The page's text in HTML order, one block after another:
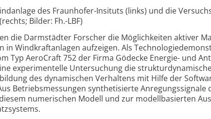
des Fraunhofer-Insituts (links) und die
Bilder: Fh.-LBF)
die Darmstädter Forscher die Mög­lich­keiten aktiver
in Wind­kraft­anlagen aufzeigen. Als
Typ AeroCraft 752 der Firma Gödecke Energie- und
experimentelle Untersuchung die
des dynamischen Verhaltens mit Hilfe der
Betriebs­messungen synthetisierte Anregungs­signale
numerischen Modell und zur modell­basierten